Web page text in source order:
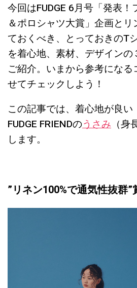
今回はFUDGE 6月号「発表
＆ポロシャツ大賞」企画と
ておくべき、とっておきのT
を着心地、素材、デザイン
ご紹介。いまから参考にな
せてチェックしよう！
この記事では、着心地が良い
FUDGE FRIENDのうさみ（身
します。
”リネン100%で通気性抜群”